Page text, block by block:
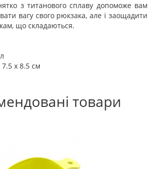
з титанового сплаву допоможе вам
вагу свого рюкзака, але і заощадити
що складаються.
7.5 x 8.5 см
товари